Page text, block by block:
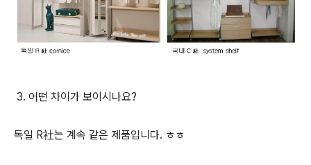
3. 어떤 차이가 보이시나요?
독일 R社는 계속 같은 제품입니다. ㅎㅎ